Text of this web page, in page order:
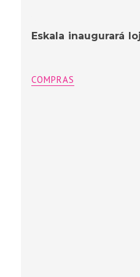
Eskala inaugurará
COMPRAS